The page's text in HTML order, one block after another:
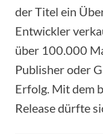
der Titel ein
Entwickler
über 100.000
Publisher oder
Erfolg. Mit dem
Release dürfte